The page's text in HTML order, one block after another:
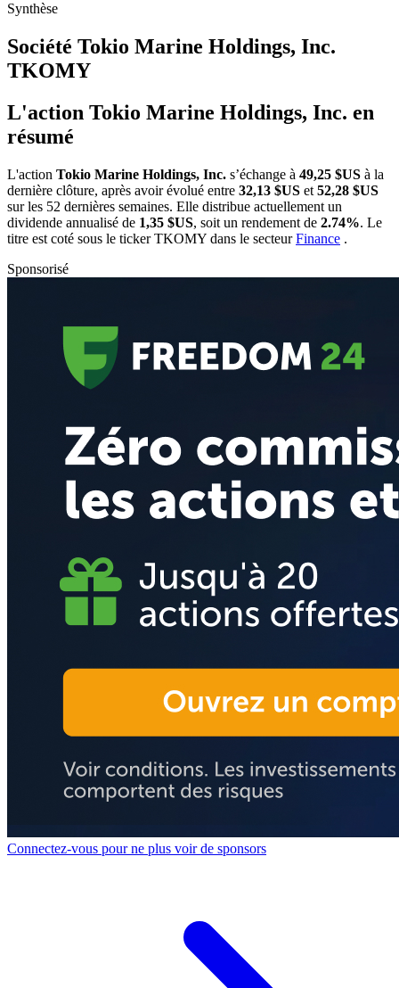
Synthèse
Société Tokio Marine Holdings, Inc.
TKOMY
L'action Tokio Marine Holdings, Inc. en
résumé
L'action Tokio Marine Holdings, Inc. s’échange à 49,25 $US à la
dernière clôture, après avoir évolué entre 32,13 $US et 52,28 $US
sur les 52 dernières semaines. Elle distribue actuellement un
dividende annualisé de 1,35 $US, soit un rendement de 2.74%. Le
titre est coté sous le tickerTKOMY dans le secteurFinance .
Sponsorisé
Connectez-vous pour ne plus voir de sponsors